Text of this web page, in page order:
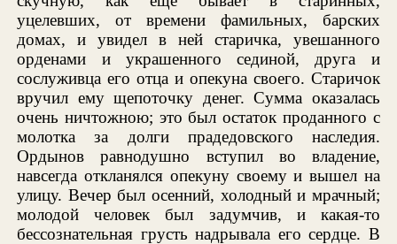
уцелевших, от времени фамильных, барских
домах, и увидел в ней старичка, увешанного
орденами и украшенного сединой, друга и
сослуживца его отца и опекуна своего. Старичок
вручил ему щепоточку денег. Сумма оказалась
очень ничтожною; это был остаток проданного с
молотка за долги прадедовского наследия.
Ордынов равнодушно вступил во владение,
навсегда откланялся опекуну своему и вышел на
улицу. Вечер был осенний, холодный и мрачный;
молодой человек был задумчив, и какая-то
бессознательная грусть надрывала его сердце. В